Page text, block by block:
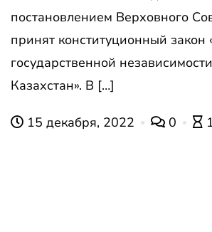
постановлением Верховного
принят конституционный закон
государственной
Казахстан». В […]
15 декабря, 2022 0